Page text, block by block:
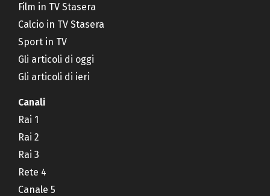
Film in TV Stasera
Calcio in TV Stasera
Sport in TV
Gli articoli di oggi
Gli articoli di ieri
Canali
Rai 1
Rai 2
Rai 3
Rete 4
Canale 5